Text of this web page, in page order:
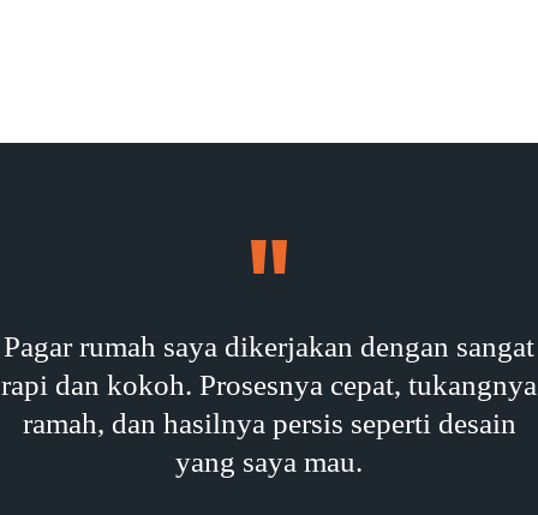
Pagar rumah saya dikerjakan dengan sangat
rapi dan kokoh. Prosesnya cepat, tukangnya
ramah, dan hasilnya persis seperti desain
yang saya mau.